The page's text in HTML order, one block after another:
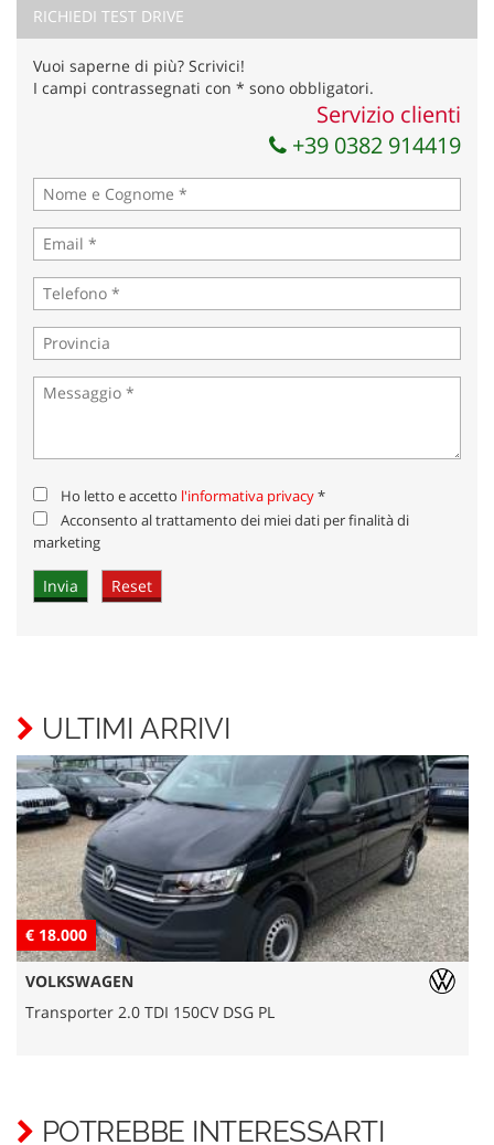
Invia la tua richiesta
RICHIEDI TEST DRIVE
Vuoi saperne di più? Scrivici!
I campi contrassegnati con * sono obbligatori.
Servizio clienti
+39 0382 914419
Ho letto e accetto l'informativa privacy*
Acconsento al trattamento dei miei dati per finalità di
marketing
ULTIMI ARRIVI
€ 18.000
VOLKSWAGEN
Transporter 2.0 TDI 150CV DSG PL
POTREBBE INTERESSARTI